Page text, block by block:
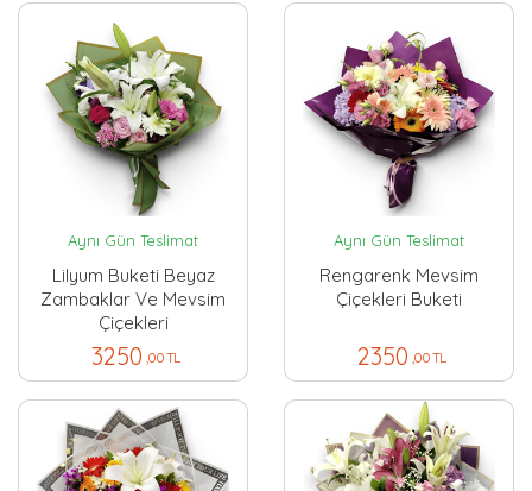
Aynı Gün Teslimat
Lilyum Buketi Beyaz
Zambaklar Ve Mevsim
Çiçekleri
3250 ,00 TL
Aynı Gün Teslimat
Rengarenk Mevsim
Çiçekleri Buketi
2350 ,00 TL